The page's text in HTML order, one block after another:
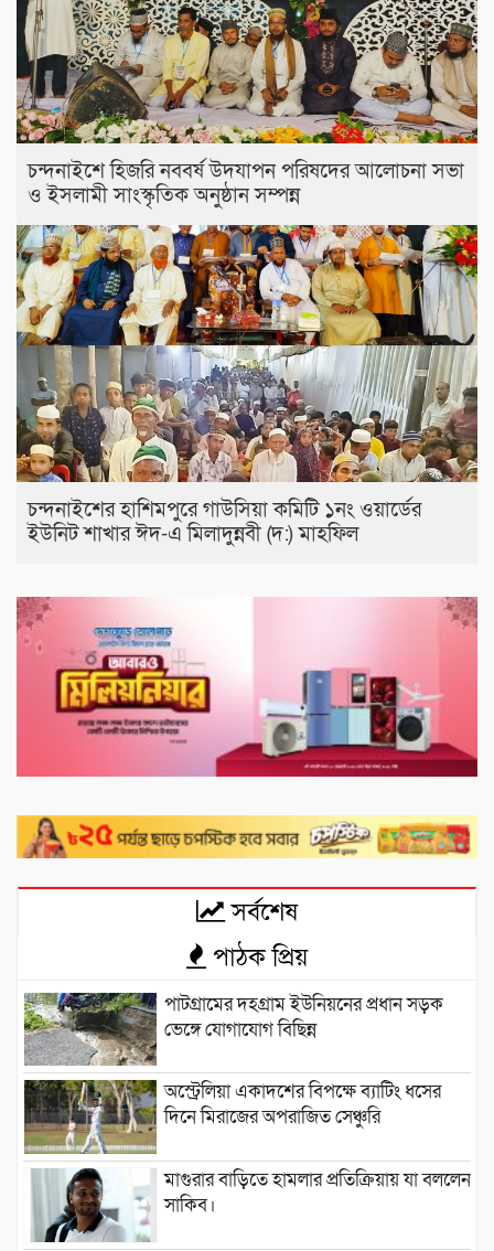
চন্দনাইশে হিজরি নববর্ষ উদযাপন পরিষদের আলোচনা সভা
ও ইসলামী সাংস্কৃতিক অনুষ্ঠান সম্পন্ন
চন্দনাইশের হাশিমপুরে গাউসিয়া কমিটি ১নং ওয়ার্ডের
ইউনিট শাখার ঈদ-এ মিলাদুন্নবী (দ:) মাহফিল
সর্বশেষ
পাঠক প্রিয়
পাটগ্রামের দহগ্রাম ইউনিয়নের প্রধান সড়ক
ভেঙ্গে যোগাযোগ বিছিন্ন
অস্ট্রেলিয়া একাদশের বিপক্ষে ব্যাটিং ধসের
দিনে মিরাজের অপরাজিত সেঞ্চুরি
মাগুরার বাড়িতে হামলার প্রতিক্রিয়ায় যা বললেন
সাকিব।